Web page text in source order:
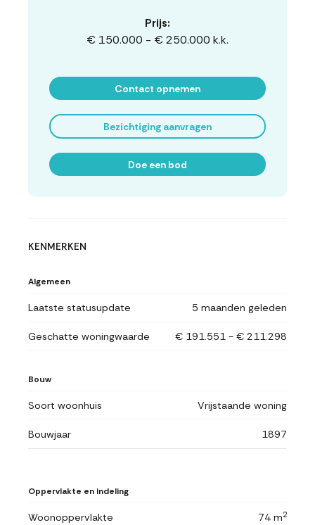
Prijs:
€ 150.000 - € 250.000 k.k.
Contact opnemen
Bezichtiging aanvragen
Doe een bod
KENMERKEN
Algemeen
Laatste statusupdate 5 maanden geleden
Geschatte woningwaarde € 191.551 - € 211.298
Bouw
Soort woonhuis Vrijstaande woning
Bouwjaar 1897
Oppervlakte en indeling
Woonoppervlakte 74 m2